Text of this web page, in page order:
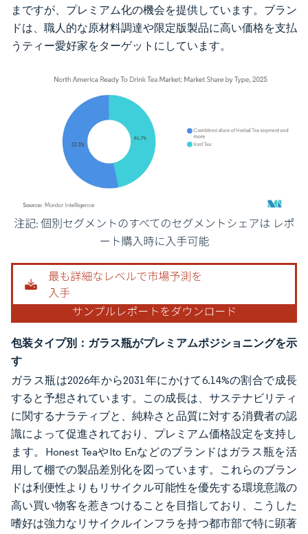
まですが、プレミアム化の機会を提供しています。ブラン
ドは、職人的な原材料調達や限定版製品に高い価格を支払
うティー愛好家をターゲットにしています。
画像 © Mordor Intelligence。再利用にはCC BY 4.0の表示が必要です。
包装タイプ別：ガラス瓶がプレミアムポジショニングを示
す
ガラス瓶は2026年から2031年にかけて6.14%の割合で成長
すると予想されています。この成長は、サステナビリティ
に関するナラティブと、純粋さと品質に対する消費者の認
識によって促進されており、プレミアム価格設定を支持し
ます。Honest TeaやIto Enなどのブランドはガラス瓶を活
用して棚での製品差別化を図っています。これらのブラン
ドは利便性よりもリサイクル可能性を優先する環境意識の
高い買い物客を惹きつけることを目指しており、こうした
嗜好は強力なリサイクルインフラを持つ都市部で特に顕著